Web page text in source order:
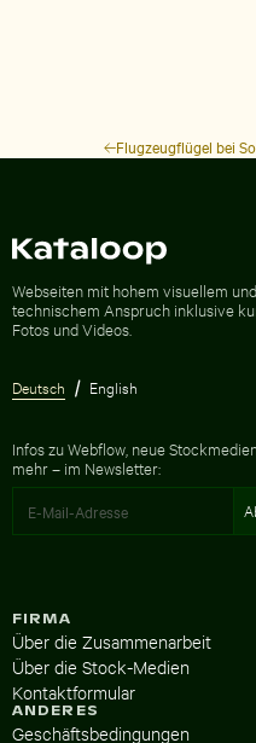
Flugzeugflügel bei
Webseiten mit hohem visuellem und
technischem Anspruch inklusive
Fotos und Videos.
Deutsch English
Infos zu Webflow, neue
mehr – im Newsletter:
FIRMA
Über die Zusammenarbeit
Über die Stock-Medien
Kontaktformular
ANDERES
Geschäftsbedingungen